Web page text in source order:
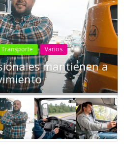
Transporte Varios
mantienen a